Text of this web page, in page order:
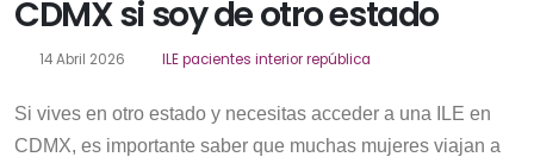
CDMX si soy de otro estado
14 Abril 2026 ILE pacientes interior república
Si vives en otro estado y necesitas acceder a una ILE en
CDMX, es importante saber que muchas mujeres viajan a